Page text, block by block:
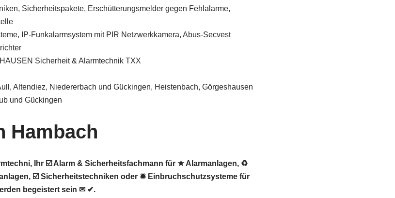
Sicherheitspakete, Erschütterungsmelder gegen Fehlalarme,
IP-Funkalarmsystem mit PIR Netzwerkkamera, Abus-Secvest
Sicherheit & Alarmtechnik TXX
Altendiez, Niedererbach und Gückingen, Heistenbach, Görgeshausen
und Gückingen
Hambach
Ihr ☑️ Alarm & Sicherheitsfachmann für ★ Alarmanlagen, ♻
☑️ Sicherheitstechniken oder ✹ Einbruchschutzsysteme für
begeistert sein ✉ ✔.